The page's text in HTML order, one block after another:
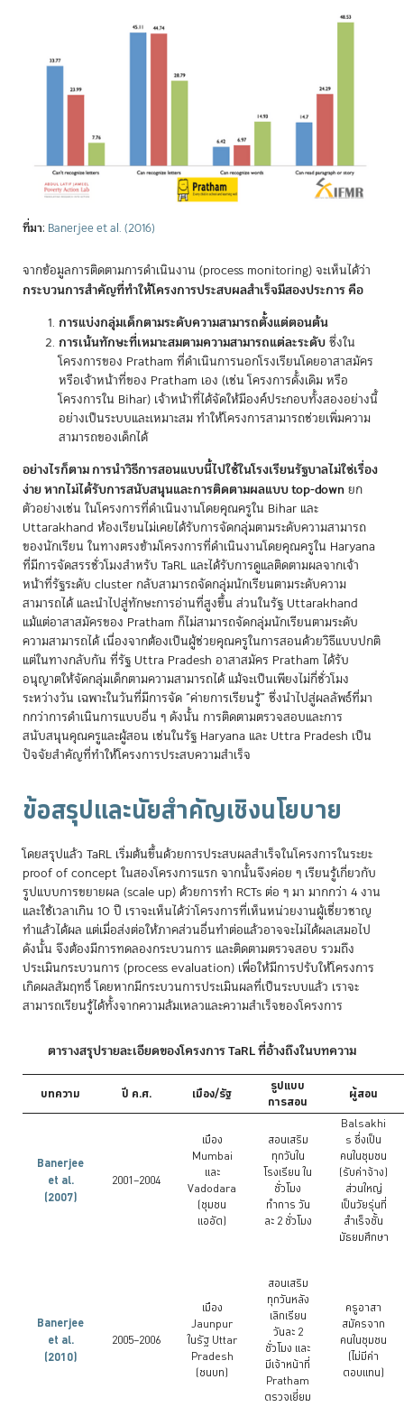
ที่มา: Banerjee et al. (2016)
จากข้อมูลการติดตามการดำเนินงาน (process monitoring) จะเห็นได้ว่า
กระบวนการสำคัญที่ทำให้โครงการประสบผลสำเร็จมีสองประการ คือ
การแบ่งกลุ่มเด็กตามระดับความสามารถตั้งแต่ตอนต้น
การเน้นทักษะที่เหมาะสมตามความสามารถแต่ละระดับซึ่งใน
โครงการของ Pratham ที่ดำเนินการนอกโรงเรียนโดยอาสาสมัคร
หรือเจ้าหน้าที่ของ Pratham เอง (เช่น โครงการดั้งเดิม หรือ
โครงการใน Bihar) เจ้าหน้าที่ได้จัดให้มีองค์ประกอบทั้งสองอย่างนี้
อย่างเป็นระบบและเหมาะสม ทำให้โครงการสามารถช่วยเพิ่มความ
สามารถของเด็กได้
อย่างไรก็ตาม การนำวิธีการสอนแบบนี้ไปใช้ในโรงเรียนรัฐบาลไม่ใช่เรื่อง
ง่าย หากไม่ได้รับการสนับสนุนและการติดตามผลแบบ top-downยก
ตัวอย่างเช่น ในโครงการที่ดำเนินงานโดยคุณครูใน Bihar และ
Uttarakhand ห้องเรียนไม่เคยได้รับการจัดกลุ่มตามระดับความสามารถ
ของนักเรียน ในทางตรงข้ามโครงการที่ดำเนินงานโดยคุณครูใน Haryana
ที่มีการจัดสรรชั่วโมงสำหรับ TaRL และได้รับการดูแลติดตามผลจากเจ้า
หน้าที่รัฐระดับ cluster กลับสามารถจัดกลุ่มนักเรียนตามระดับความ
สามารถได้ และนำไปสู่ทักษะการอ่านที่สูงขึ้น ส่วนในรัฐ Uttarakhand
แม้แต่อาสาสมัครของ Pratham ก็ไม่สามารถจัดกลุ่มนักเรียนตามระดับ
ความสามารถได้ เนื่องจากต้องเป็นผู้ช่วยคุณครูในการสอนด้วยวิธีแบบปกติ
แต่ในทางกลับกัน ที่รัฐ Uttra Pradesh อาสาสมัคร Pratham ได้รับ
อนุญาตให้จัดกลุ่มเด็กตามความสามารถได้ แม้จะเป็นเพียงไม่กี่ชั่วโมง
ระหว่างวัน เฉพาะในวันที่มีการจัด “ค่ายการเรียนรู้” ซึ่งนำไปสู่ผลลัพธ์ที่มา
กกว่าการดำเนินการแบบอื่น ๆ ดังนั้น การติดตามตรวจสอบและการ
สนับสนุนคุณครูและผู้สอน เช่นในรัฐ Haryana และ Uttra Pradesh เป็น
ปัจจัยสำคัญที่ทำให้โครงการประสบความสำเร็จ
ข้อสรุปและนัยสำคัญเชิงนโยบาย
โดยสรุปแล้ว TaRL เริ่มต้นขึ้นด้วยการประสบผลสำเร็จในโครงการในระยะ
proof of concept ในสองโครงการแรก จากนั้นจึงค่อย ๆ เรียนรู้เกี่ยวกับ
รูปแบบการขยายผล (scale up) ด้วยการทำ RCTs ต่อ ๆ มา มากกว่า 4 งาน
และใช้เวลาเกิน 10 ปี เราจะเห็นได้ว่าโครงการที่เห็นหน่วยงานผู้เชี่ยวชาญ
ทำแล้วได้ผล แต่เมื่อส่งต่อให้ภาคส่วนอื่นทำต่อแล้วอาจจะไม่ได้ผลเสมอไป
ดังนั้น จึงต้องมีการทดลองกระบวนการ และติดตามตรวจสอบ รวมถึง
ประเมินกระบวนการ (process evaluation) เพื่อให้มีการปรับให้โครงการ
เกิดผลสัมฤทธิ์ โดยหากมีกระบวนการประเมินผลที่เป็นระบบแล้ว เราจะ
สามารถเรียนรู้ได้ทั้งจากความล้มเหลวและความสำเร็จของโครงการ
ตารางสรุปรายละเอียดของโครงการ TaRL ที่อ้างถึงในบทความ
บทความ ปี ค.ศ. เมือง/รัฐ
รูปแบบ
การสอน
ผู้สอน
Banerjee
et al.
(2007)
2001–2004
เมือง
Mumbai
และ
Vadodara
(ชุมชน
แออัด)
สอนเสริม
ทุกวันใน
โรงเรียน ใน
ชั่วโมง
ทำการ วัน
ละ 2 ชั่วโมง
Balsakhi
s ซึ่งเป็น
คนในชุมชน
(รับค่าจ้าง)
ส่วนใหญ่
เป็นวัยรุ่นที่
สำเร็จชั้น
มัธยมศึกษา
Banerjee
et al.
(2010)
2005–2006
เมือง
Jaunpur
ในรัฐ Uttar
Pradesh
(ชนบท)
สอนเสริม
ทุกวันหลัง
เลิกเรียน
วันละ 2
ชั่วโมง และ
มีเจ้าหน้าที่
Pratham
ตรวจเยี่ยม
ครูอาสา
สมัครจาก
คนในชุมชน
(ไม่มีค่า
ตอบแทน)